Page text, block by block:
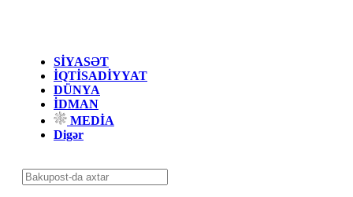
SİYASƏT
İQTİSADİYYAT
DÜNYA
İDMAN
MEDİA
Digər